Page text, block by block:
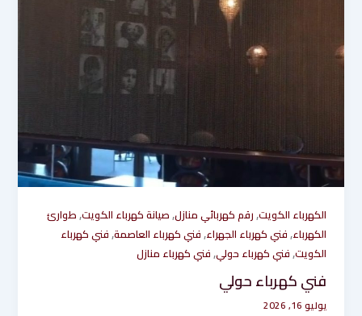
الكهرباء الكويت,رقم كهربائي منازل,صيانة كهرباء الكويت,طوارئ
الكهرباء,فني كهرباء الجهراء,فني كهرباء العاصمة,فني كهرباء
الكويت,فني كهرباء حولي,فني كهرباء منازل
فني كهرباء حولي
يوليو 16, 2026